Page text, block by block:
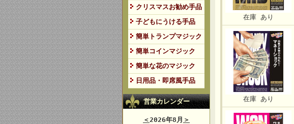
クリスマスお勧め手品
子どもにうける手品
簡単トランプマジック
簡単コインマジック
簡単な花のマジック
日用品・即席風手品
営業カレンダー
＜ 2026年8月 ＞
在庫 あり
在庫 あり